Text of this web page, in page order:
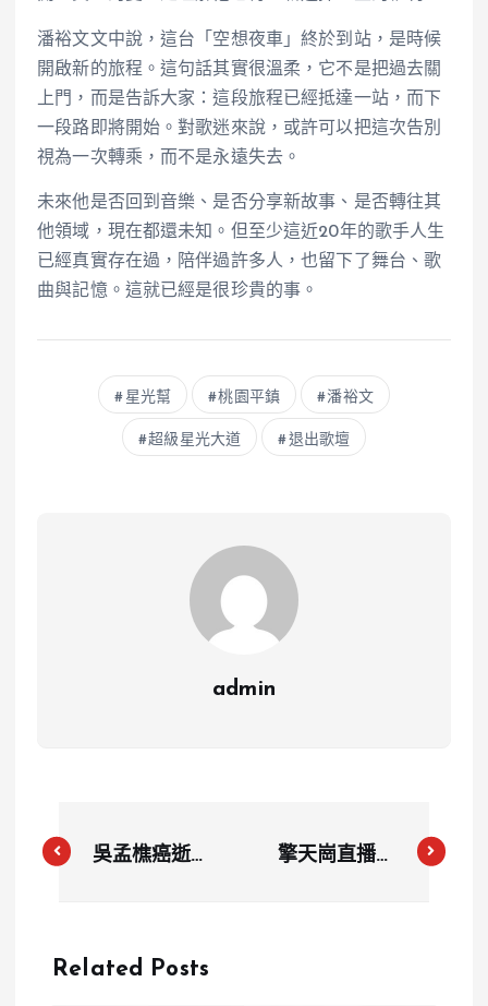
潘裕文文中說，這台「空想夜車」終於到站，是時候
開啟新的旅程。這句話其實很溫柔，它不是把過去關
上門，而是告訴大家：這段旅程已經抵達一站，而下
一段路即將開始。對歌迷來說，或許可以把這次告別
視為一次轉乘，而不是永遠失去。
未來他是否回到音樂、是否分享新故事、是否轉往其
他領域，現在都還未知。但至少這近20年的歌手人生
已經真實存在過，陪伴過許多人，也留下了舞台、歌
曲與記憶。這就已經是很珍貴的事。
星光幫 桃園平鎮 潘裕文
超級星光大道 退出歌壇
admin
吳孟樵癌逝？
影圈痛失溫柔
擎天崗直播事
Related Posts